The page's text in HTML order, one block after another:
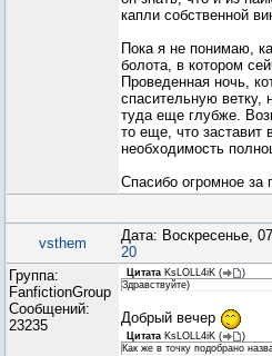
капли собственной
Пока я не понимаю,
болота, в котором
Проведенная ночь,
спасительную ветку,
туда еще глубже.
то еще, что заставит
необходимость
Спасибо огромное за
vsthem
Дата: Воскресенье,
20
Группа:
FanfictionGroup
Сообщений:
23235
Цитата KsLOLL4iK (
)
Здравствуйте)
Добрый вечер
Цитата KsLOLL4iK (
)
Как же в точку подобрано